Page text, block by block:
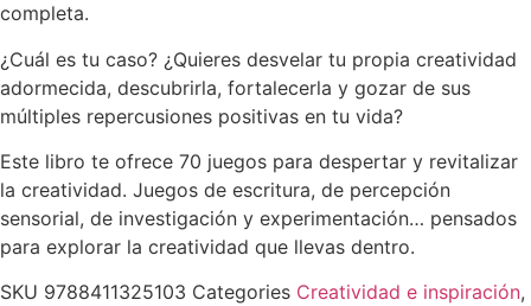
completa.
¿Cuál es tu caso? ¿Quieres desvelar tu propia creatividad
adormecida, descubrirla, fortalecerla y gozar de sus
múltiples repercusiones positivas en tu vida?
Este libro te ofrece 70 juegos para despertar y revitalizar
la creatividad. Juegos de escritura, de percepción
sensorial, de investigación y experimentación… pensados
para explorar la creatividad que llevas dentro.
SKU 9788411325103 Categories Creatividad e inspiración,